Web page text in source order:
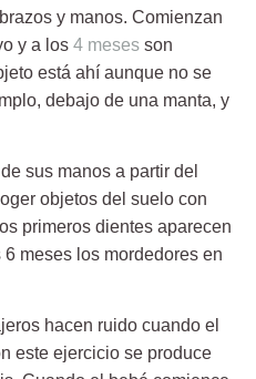
y manos. Comienzan
y a los 4 meses son
está ahí aunque no se
debajo de una manta, y
sus manos a partir del
objetos del suelo con
primeros dientes aparecen
meses los mordedores en
hacen ruido cuando el
este ejercicio se produce